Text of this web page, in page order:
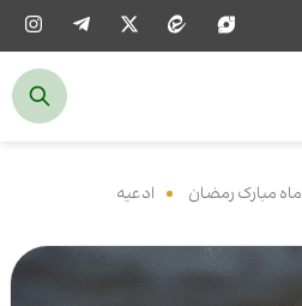
ماه مبارک رمضان ادعیه